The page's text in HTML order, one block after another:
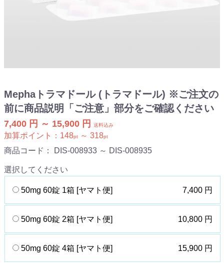
Mephaトラマドール (トラマドール) ※ご注文の
前に商品説明「ご注意」部分をご確認ください
7,400 円 ～ 15,900 円 送料込み
加算ポイント： 148pt ～ 318pt
商品コード： DIS-008933 ～ DIS-008935
選択してください
50mg 60錠 1箱 [ヤマト便] 7,400 円
50mg 60錠 2箱 [ヤマト便] 10,800 円
50mg 60錠 4箱 [ヤマト便] 15,900 円